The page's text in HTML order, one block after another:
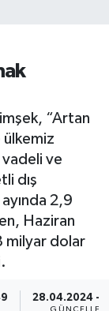
“Artan
vadeli ve
dış
2,9
Haziran
milyar dolar
28.04.2024 -